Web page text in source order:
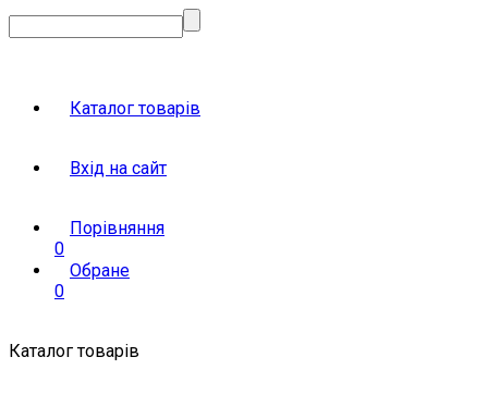
Каталог товарів
Вхід на сайт
Порівняння
0
Обране
0
Каталог товарів